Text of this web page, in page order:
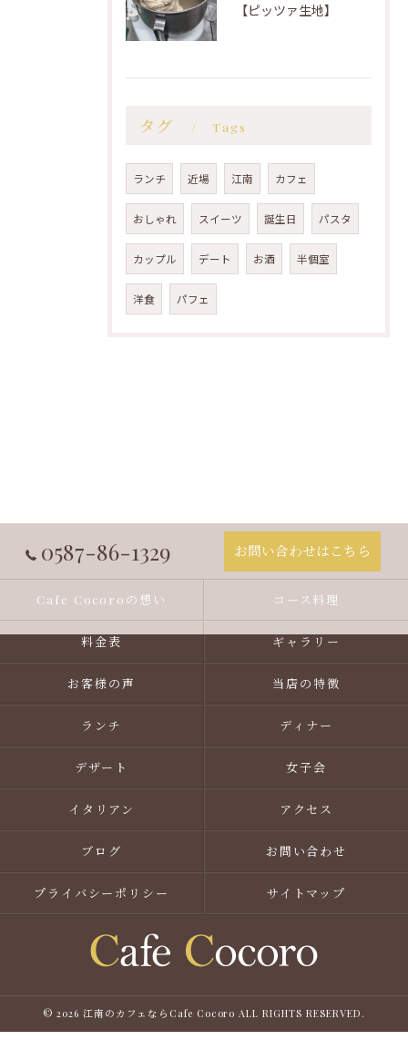
【ピッツァ生地】
タグ Tags
ランチ 近場 江南 カフェ
おしゃれ スイーツ 誕生日 パスタ
カップル デート お酒 半個室
洋食 パフェ
0587-86-1329 お問い合わせはこちら
Cafe Cocoroの想い コース料理
料金表 ギャラリー
お客様の声 当店の特徴
ランチ ディナー
デザート 女子会
イタリアン アクセス
ブログ お問い合わせ
プライバシーポリシー サイトマップ
© 2026 江南のカフェならCafe Cocoro ALL RIGHTS RESERVED.